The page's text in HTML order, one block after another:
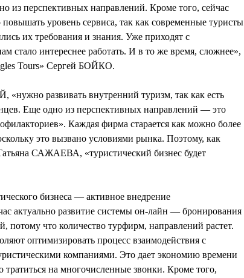
из перспективных направлений. Кроме того, сейчас
уровень сервиса, так как современные туристы
их требования и знания. Уже приходят с
стало интереснее работать. И в то же время, сложнее»,
Tours» Сергей БОЙКО.
развивать внутренний туризм, так как есть
Еще одно из перспективных направлений — это
Каждая фирма старается как можно более
это вызвано условиями рынка. Поэтому, как
САЖАЕВА, «туристический бизнес будет
бизнеса — активное внедрение
актуально развитие системы он-лайн — бронирования
потому что количество турфирм, направлений растет.
оптимизировать процесс взаимодействия с
компаниями. Это дает экономию времени
тратиться на многочисленные звонки. Кроме того,